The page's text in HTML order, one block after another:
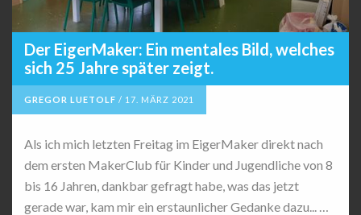
Der EigerMaker: Ein mentales Bild, welches
sich 25 Jahre später zeigt.
GREGOR LUETOLF / 17. MÄRZ 2021
Als ich mich letzten Freitag im EigerMaker direkt nach
dem ersten MakerClub für Kinder und Jugendliche von 8
bis 16 Jahren, dankbar gefragt habe, was das jetzt
gerade war, kam mir ein erstaunlicher Gedanke dazu... …